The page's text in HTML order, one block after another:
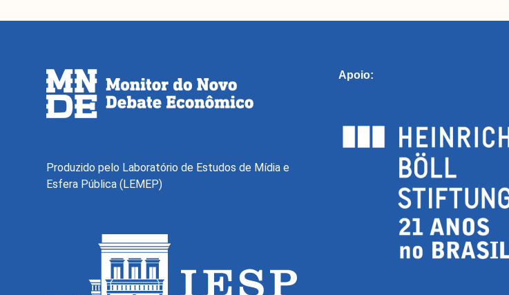
Produzido pelo Laboratório de Estudos de Mídia e
Esfera Pública (LEMEP)
Apoio: